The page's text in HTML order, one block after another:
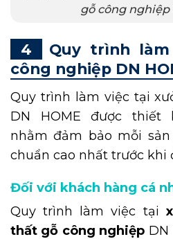
gỗ công nghiệp
Quy trình
công nghiệp DN
Quy trình làm việc tại
DN HOME được thiết
nhằm đảm bảo mỗi
chuẩn cao nhất trước khi
Đối với khách hàng cá
Quy trình làm việc tại
thất gỗ công nghiệp DN